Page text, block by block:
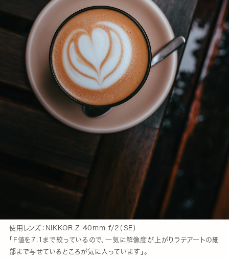
使用レンズ：NIKKOR Z 40mm f/2（SE）
「F値を7.1まで絞っているので、一気に解像度が上がりラテアートの細
部まで写せているところが気に入っています」。